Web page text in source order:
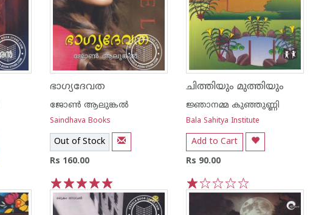
ഭാഗ്യദേവത
ജോണ്‍‌ ആലുങ്കല്‍‌
Saindhava Books
Out of Stock
Rs 160.00
5
4
3
2
1
ചിത്തിയും മുത്തിയും
ജ്ഞാനമ്മ കുഞ്ഞുണ്ണി
Bala Sahitya Institute
Add to Cart
Rs 90.00
5
4
3
2
1